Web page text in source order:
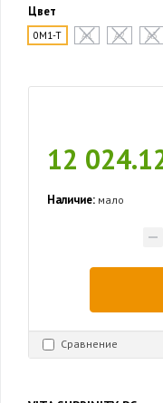
Цвет
0M1-T A1 A2 A3
12
Наличие: мало
Сравнение